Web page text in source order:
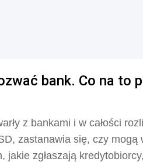
bank. Co na to
z bankami i w całości
zastanawia się, czy mogą
zgłaszają